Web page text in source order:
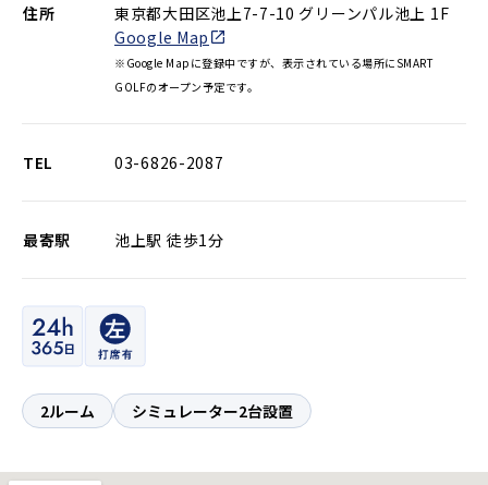
住所
東京都大田区池上7-7-10 グリーンパル池上 1F
Google Map
※Google Mapに登録中ですが、表示されている場所にSMART
GOLFのオープン予定です。
TEL 03-6826-2087
最寄駅 池上駅 徒歩1分
2ルーム シミュレーター2台設置